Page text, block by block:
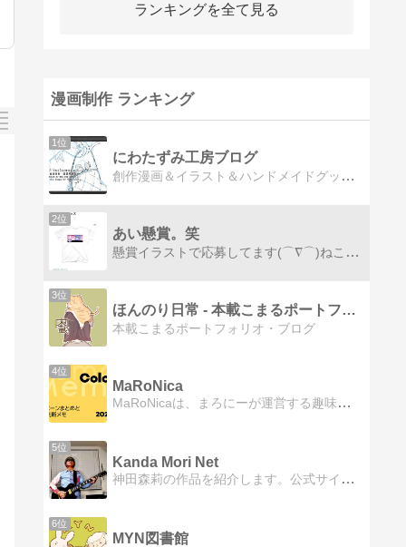
ランキングを全て見る
漫画制作 ランキング
1位
にわたずみ工房ブログ
創作漫画＆イラスト＆ハンドメイドグッズの制作をしております『にわたずみ工房』の活動報告ログを中心に載せている雑記＆日記ブログです。現在、オリジナルファンタジー漫画に初挑戦・制作中。
2位
あい懸賞。笑
懸賞イラストで応募してます(⌒∇⌒)ねこが二匹。よく体しびれるアーシングに興味ある。
3位
ほんのり日常 - 本載こまるポートフォリオ・ブログ
本載こまるポートフォリオ・ブログ
4位
MaRoNica
MaRoNicaは、まろにーが運営する趣味と性癖に溢れたサイトです。オリジナル（一次創作）のイラスト・マンガを中心に、ゲーム系のファンアートも掲載しています。現在は創作BL漫画「どうせ行き着く先はハッピーエンド」の更新が多いです。
5位
Kanda Mori Net
神田森莉の作品を紹介します。公式サイト。
6位
MYN図書館